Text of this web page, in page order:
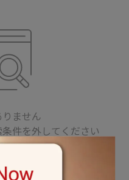
ません
件を外してください